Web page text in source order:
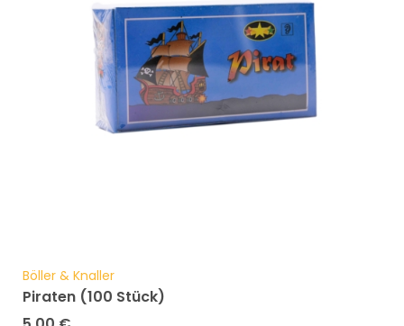
Böller & Knaller
Piraten (100 Stück)